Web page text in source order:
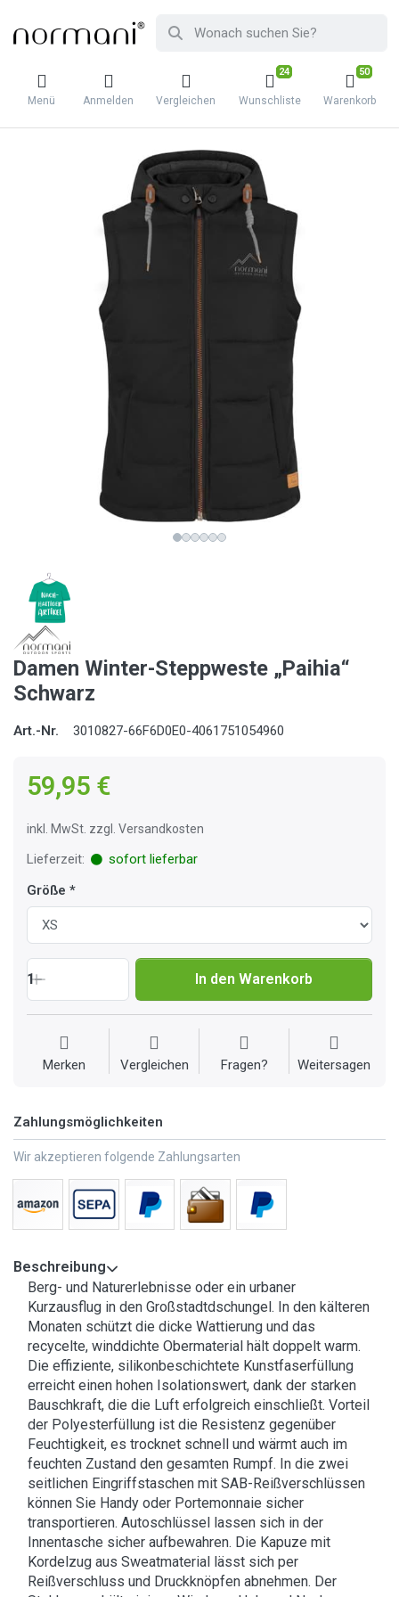
Menü Anmelden Vergleichen
24
Wunschliste
50
Warenkorb
Damen Winter-Steppweste „Paihia“
Schwarz
Art.-Nr. 3010827-66F6D0E0-4061751054960
59,95 €
inkl. MwSt. zzgl. Versandkosten
Lieferzeit:
sofort lieferbar
Größe
1 In den Warenkorb
Merken Vergleichen Fragen? Weitersagen
Zahlungsmöglichkeiten
Wir akzeptieren folgende Zahlungsarten
Beschreibung
Berg- und Naturerlebnisse oder ein urbaner
Kurzausflug in den Großstadtdschungel. In den kälteren
Monaten schützt die dicke Wattierung und das
recycelte, winddichte Obermaterial hält doppelt warm.
Die effiziente, silikonbeschichtete Kunstfaserfüllung
erreicht einen hohen Isolationswert, dank der starken
Bauschkraft, die die Luft erfolgreich einschließt. Vorteil
der Polyesterfüllung ist die Resistenz gegenüber
Feuchtigkeit, es trocknet schnell und wärmt auch im
feuchten Zustand den gesamten Rumpf. In die zwei
seitlichen Eingriffstaschen mit SAB-Reißverschlüssen
können Sie Handy oder Portemonnaie sicher
transportieren. Autoschlüssel lassen sich in der
Innentasche sicher aufbewahren. Die Kapuze mit
Kordelzug aus Sweatmaterial lässt sich per
Reißverschluss und Druckknöpfen abnehmen. Der